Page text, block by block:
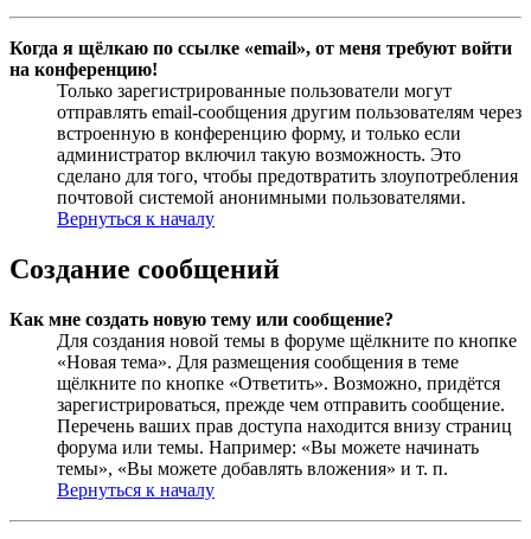
Когда я щёлкаю по ссылке «email», от меня требуют войти
на конференцию!
Только зарегистрированные пользователи могут
отправлять email-сообщения другим пользователям через
встроенную в конференцию форму, и только если
администратор включил такую возможность. Это
сделано для того, чтобы предотвратить злоупотребления
почтовой системой анонимными пользователями.
Вернуться к началу
Создание сообщений
Как мне создать новую тему или сообщение?
Для создания новой темы в форуме щёлкните по кнопке
«Новая тема». Для размещения сообщения в теме
щёлкните по кнопке «Ответить». Возможно, придётся
зарегистрироваться, прежде чем отправить сообщение.
Перечень ваших прав доступа находится внизу страниц
форума или темы. Например: «Вы можете начинать
темы», «Вы можете добавлять вложения» и т. п.
Вернуться к началу